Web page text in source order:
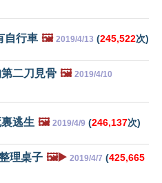
自行車 🖼️ 2019/4/13 (245,522次)
二刀見骨 🖼️ 2019/4/10
逃生 🖼️ 2019/4/9 (246,137次)
理桌子 🖼️▶️ 2019/4/7 (425,665